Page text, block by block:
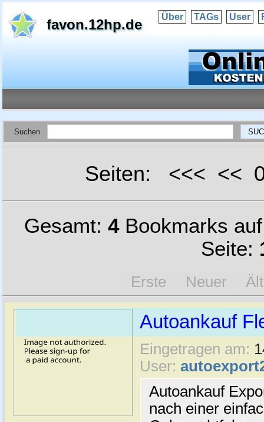
favon.12hp.de Über TAGs User
Suchen
Seiten: <<< <<
Gesamt: 4Bookmarks
Seite:
Erste Neuer
Autoankauf
Eingetragen am:
User:
Autoankauf
nach einer